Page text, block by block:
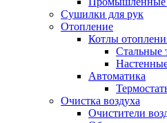
Сушилки для рук
Отопление
Котлы
Стальные
Автоматика
Очистка воздуха
Очистители